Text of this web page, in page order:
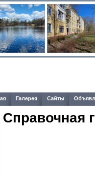
Галерея Сайты
Справочная